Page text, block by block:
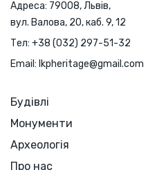
Адреса: 79008, Львів,
вул. Валова, 20, каб. 9, 12
Тел: +38 (032) 297-51-32
Email: lkpheritage@gmail.com
Будівлі
Монументи
Археологія
Про нас